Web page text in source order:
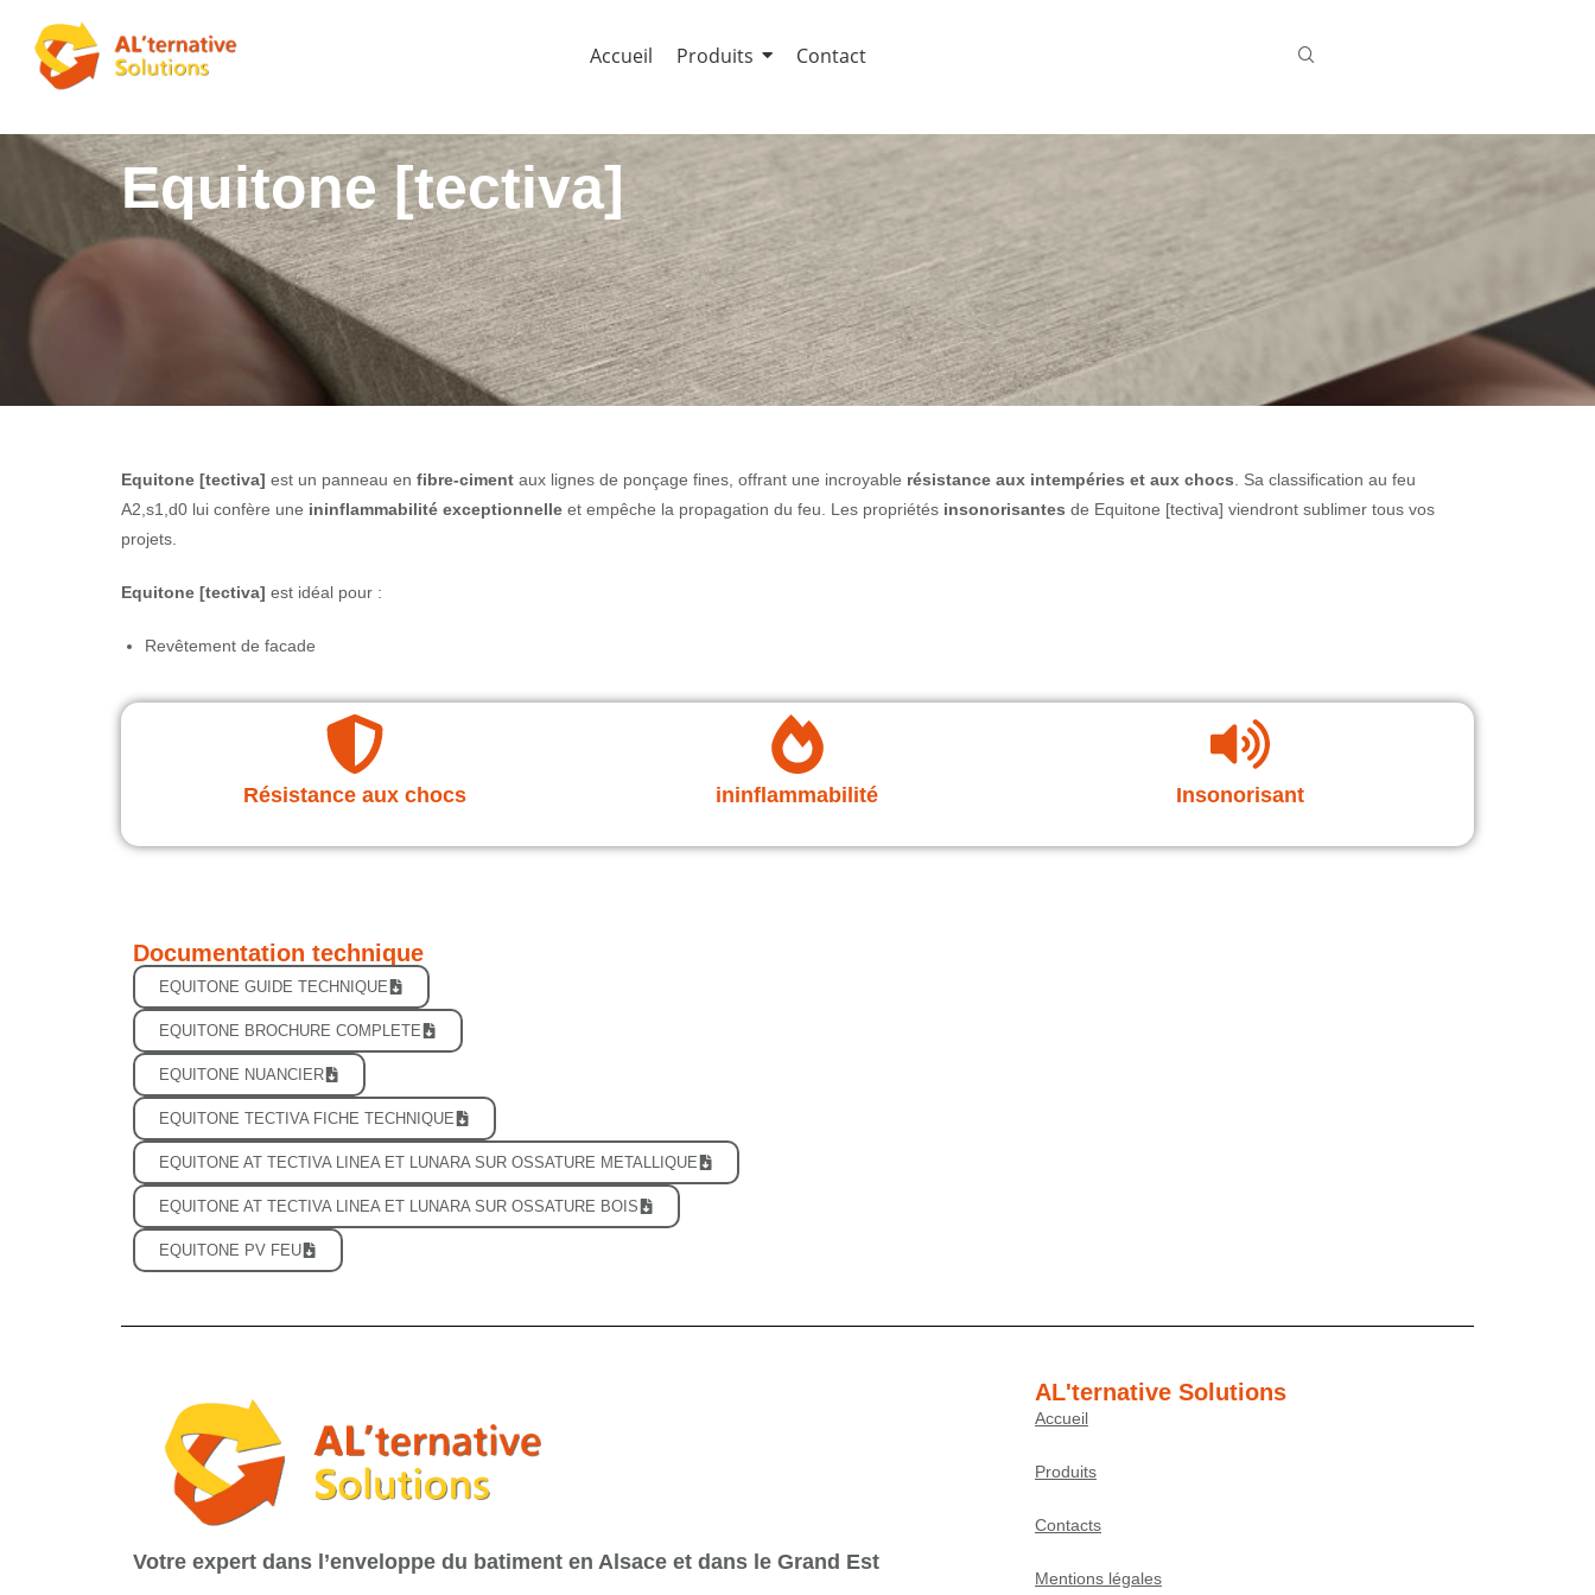
Accueil Produits Contact
Equitone [tectiva]
Equitone [tectiva] est un panneau en fibre-ciment aux lignes de ponçage fines, offrant une incroyable résistance aux intempéries et aux chocs. Sa classification au feu
A2,s1,d0 lui confère une ininflammabilité exceptionnelle et empêche la propagation du feu. Les propriétés insonorisantes de Equitone [tectiva] viendront sublimer tous vos
projets.
Equitone [tectiva] est idéal pour :
Revêtement de facade
Résistance aux chocs ininflammabilité Insonorisant
Documentation technique
EQUITONE GUIDE TECHNIQUE
EQUITONE BROCHURE COMPLETE
EQUITONE NUANCIER
EQUITONE TECTIVA FICHE TECHNIQUE
EQUITONE AT TECTIVA LINEA ET LUNARA SUR OSSATURE METALLIQUE
EQUITONE AT TECTIVA LINEA ET LUNARA SUR OSSATURE BOIS
EQUITONE PV FEU
Votre expert dans l’enveloppe du batiment en Alsace et dans le Grand Est
AL'ternative Solutions
Accueil
Produits
Contacts
Mentions légales